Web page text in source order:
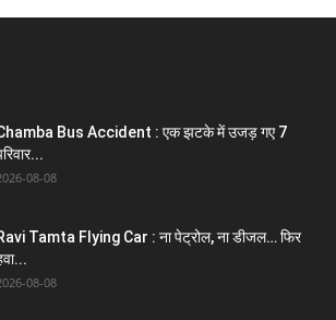
Bus Accident : एक झटके में उजड़ गए 7
08-08
Tamta Flying Car : ना पेट्रोल, ना डीजल… फिर
08-08